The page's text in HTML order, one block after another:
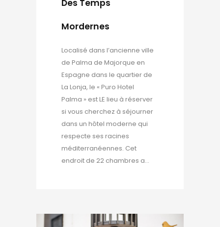
Des Temps
Mordernes
Localisé dans l’ancienne ville
de Palma de Majorque en
Espagne dans le quartier de
La Lonja, le « Puro Hotel
Palma » est LE lieu à réserver
si vous cherchez à séjourner
dans un hôtel moderne qui
respecte ses racines
méditerranéennes. Cet
endroit de 22 chambres a...